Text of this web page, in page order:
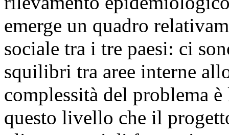
emerge un quadro
sociale tra i tre paesi: ci
squilibri tra aree interne
complessità del problema
questo livello che il